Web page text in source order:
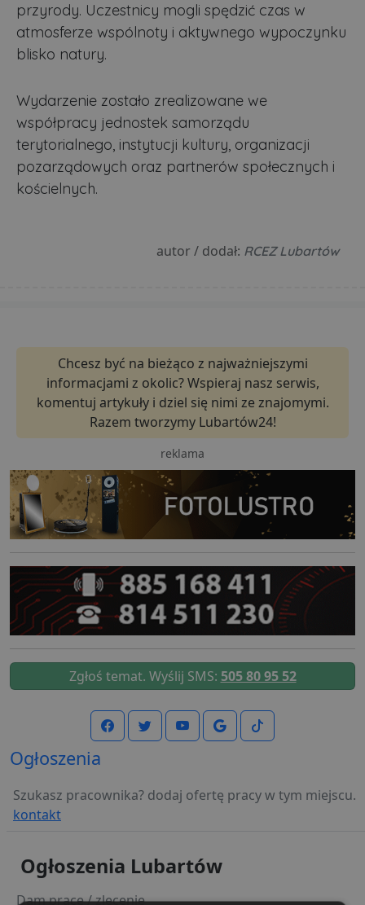
przyrody. Uczestnicy mogli spędzić czas w
atmosferze wspólnoty i aktywnego wypoczynku
blisko natury.
Wydarzenie zostało zrealizowane we
współpracy jednostek samorządu
terytorialnego, instytucji kultury, organizacji
pozarządowych oraz partnerów społecznych i
kościelnych.
autor / dodał: RCEZ Lubartów
Chcesz być na bieżąco z najważniejszymi
informacjami z okolic? Wspieraj nasz serwis,
komentuj artykuły i dziel się nimi ze znajomymi.
Razem tworzymy Lubartów24!
reklama
Zgłoś temat. Wyślij SMS: 505 80 95 52
Ogłoszenia
Szukasz pracownika? dodaj ofertę pracy w tym miejscu.
kontakt
Ogłoszenia Lubartów
Dam pracę / zlecenie